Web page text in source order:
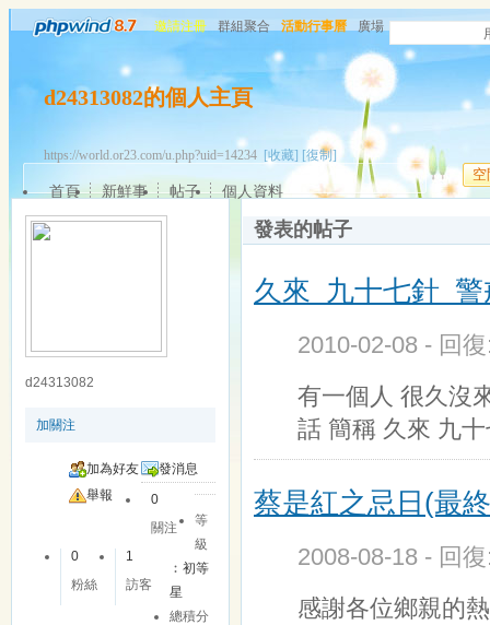
邀請注冊 群組聚合 活動行事曆 廣場
d24313082的個人主頁
https://world.or23.com/u.php?uid=14234 [收藏] [復制]
空
首頁 新鮮事 帖子 個人資料
d24313082
加關注
加為好友
發消息
舉報
0
關注
0
粉絲
1
訪客
等
級
︰初等
星
總積分
發表的帖子
久來 九十七針 警
2010-02-08 - 回
有一個人 很久沒
話 簡稱 久來 九
蔡是紅之忌日(最
2008-08-18 - 回
感謝各位鄉親的